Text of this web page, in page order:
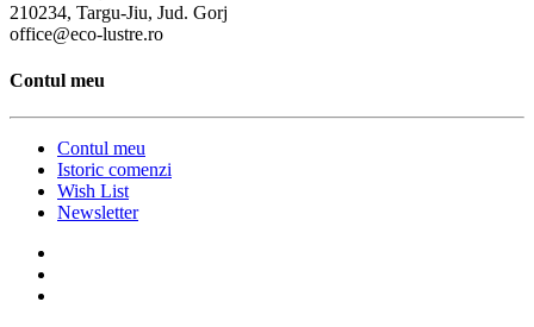
210234, Targu-Jiu, Jud. Gorj
office@eco-lustre.ro
Contul meu
Contul meu
Istoric comenzi
Wish List
Newsletter